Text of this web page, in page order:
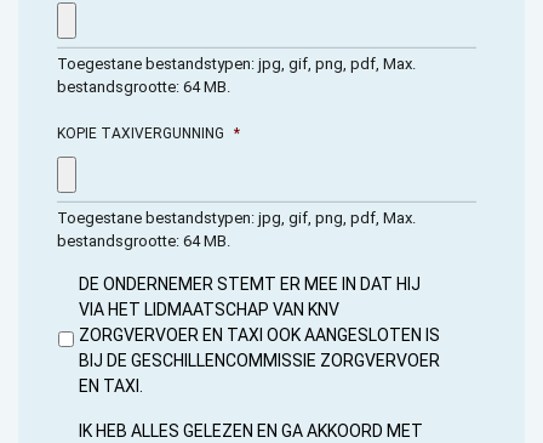
Toegestane bestandstypen: jpg, gif, png, pdf, Max.
bestandsgrootte: 64 MB.
KOPIE TAXIVERGUNNING *
Toegestane bestandstypen: jpg, gif, png, pdf, Max.
bestandsgrootte: 64 MB.
DE ONDERNEMER STEMT ER MEE IN DAT HIJ
VIA HET LIDMAATSCHAP VAN KNV
ZORGVERVOER EN TAXI OOK AANGESLOTEN IS
BIJ DE GESCHILLENCOMMISSIE ZORGVERVOER
EN TAXI.
IK HEB ALLES GELEZEN EN GA AKKOORD MET